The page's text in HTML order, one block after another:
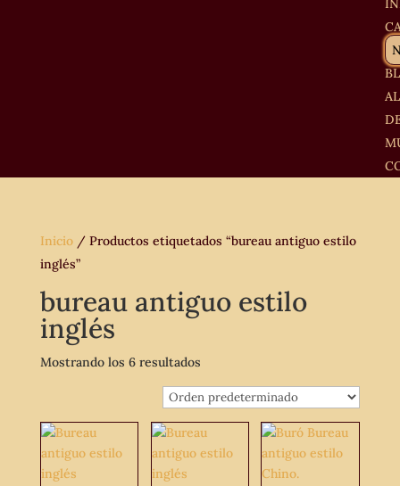
Inicio/ Productos etiquetados “bureau antiguo estilo
inglés”
bureau antiguo estilo
inglés
Mostrando los 6 resultados